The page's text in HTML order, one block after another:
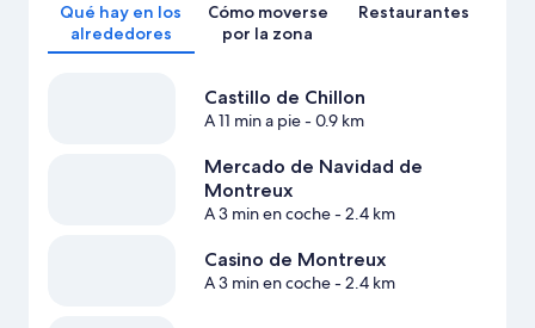
Qué hay en los
alrededores
Cómo moverse
por la zona
Restaurantes
Castillo de Chillon
A 11 min a pie- 0.9 km
Mercado de Navidad de
Montreux
A 3 min en coche- 2.4 km
Casino de Montreux
A 3 min en coche- 2.4 km